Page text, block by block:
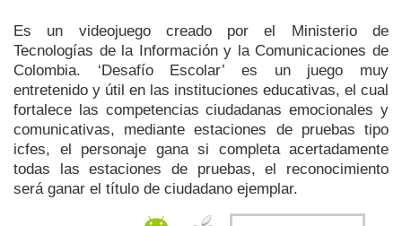
Es un videojuego creado por el Ministerio de
Tecnologías de la Información y la Comunicaciones de
Colombia. ‘Desafío Escolar’ es un juego muy
entretenido y útil en las instituciones educativas, el cual
fortalece las competencias ciudadanas emocionales y
comunicativas, mediante estaciones de pruebas tipo
icfes, el personaje gana si completa acertadamente
todas las estaciones de pruebas, el reconocimiento
será ganar el título de ciudadano ejemplar.